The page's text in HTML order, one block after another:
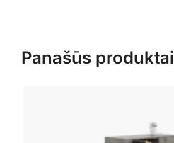
Panašūs produktai